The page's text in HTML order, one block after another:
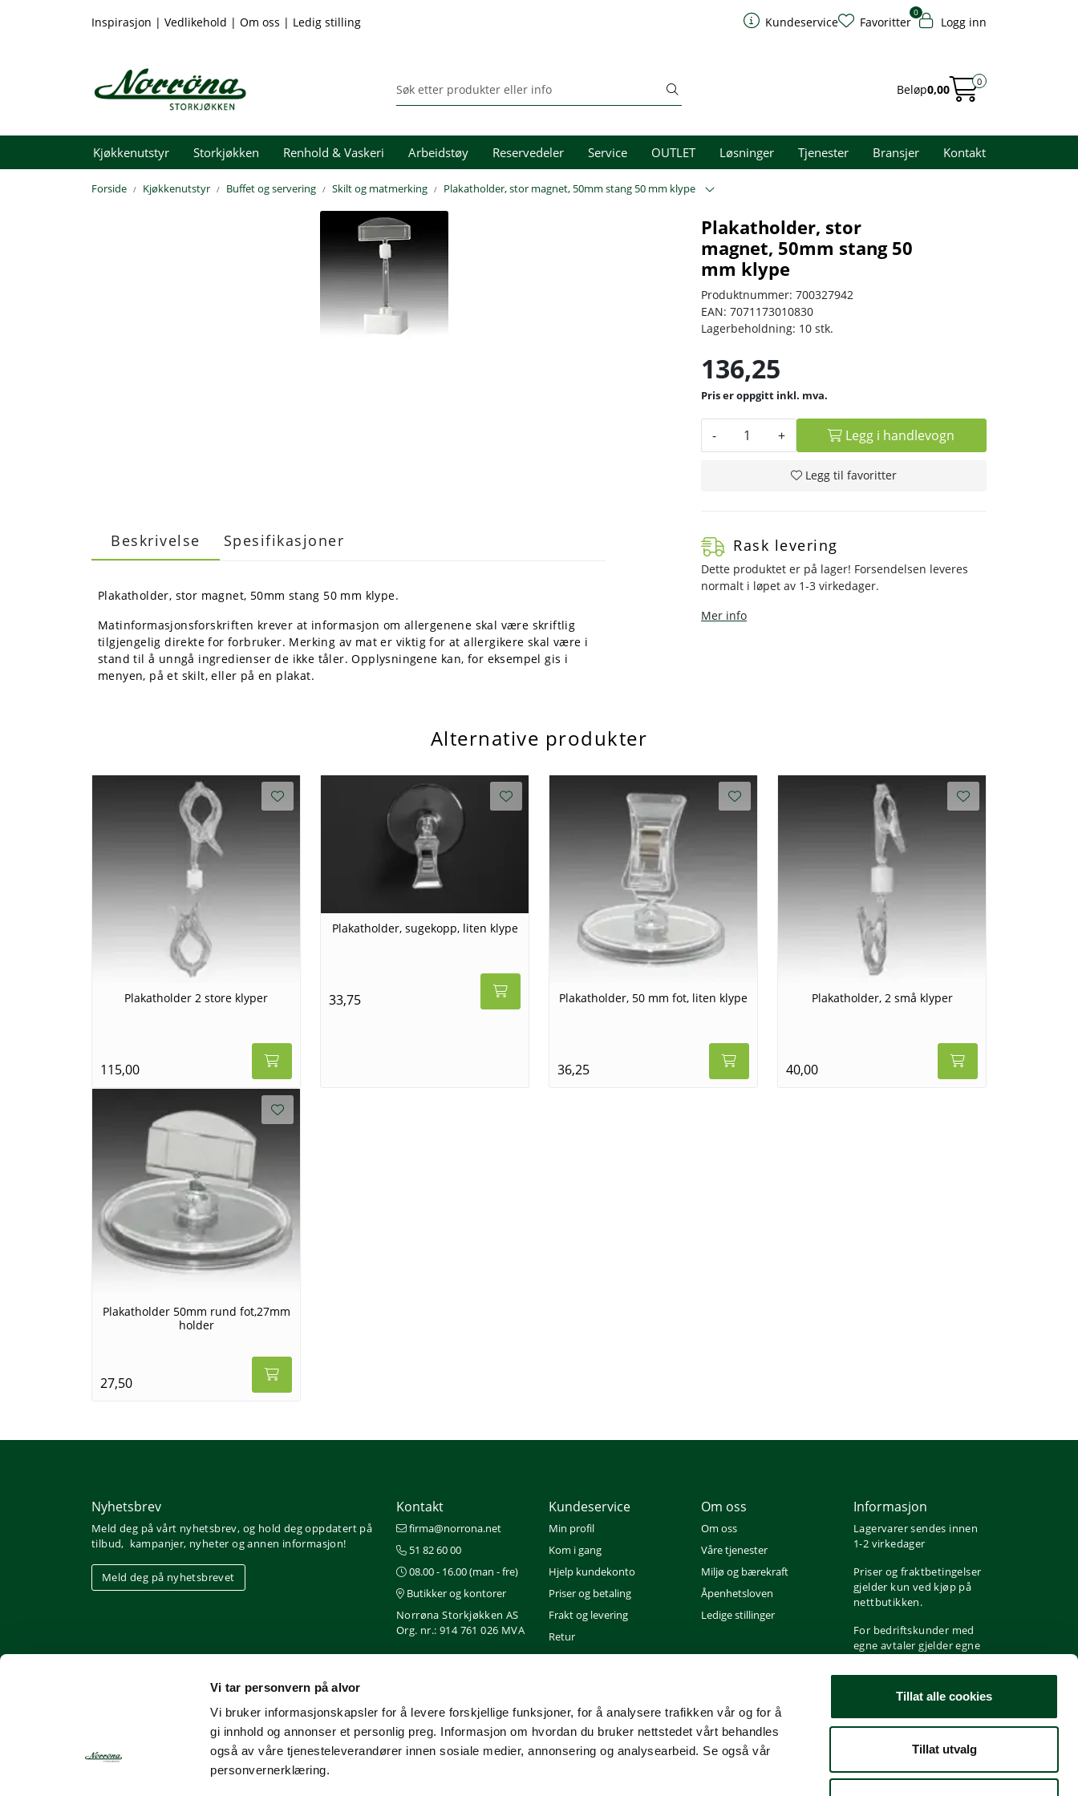
Vi tar personvern på alvor
Vi bruker informasjonskapsler for å levere forskjellige funksjoner, for å analysere trafikken vår og for å
gi innhold og annonser et personlig preg. Informasjon om hvordan du bruker nettstedet vårt behandles
også av våre tjenesteleverandører innen sosiale medier, annonsering og analysearbeid. Se også vår
personvernerklæring.
Tillat alle cookies
Tillat utvalg
Inspirasjon | Vedlikehold | Om oss | Ledig stilling Kundeservice
0
Favoritter Logg inn
Beløp0,00
0
Kjøkkenutstyr Storkjøkken Renhold & Vaskeri Arbeidstøy Reservedeler Service OUTLET Løsninger Tjenester Bransjer Kontakt
Forside Kjøkkenutstyr Buffet og servering Skilt og matmerking Plakatholder, stor magnet, 50mm stang 50 mm klype
Plakatholder, stor
magnet, 50mm stang 50
mm klype
Produktnummer: 700327942
EAN: 7071173010830
Lagerbeholdning: 10 stk.
136,25
inkl. mva.
- + Legg i handlevogn
Legg til favoritter
Beskrivelse Spesifikasjoner
Plakatholder, stor magnet, 50mm stang 50 mm klype.
Matinformasjonsforskriften krever at informasjon om allergenene skal være skriftlig
tilgjengelig direkte for forbruker. Merking av mat er viktig for at allergikere skal være i
stand til å unngå ingredienser de ikke tåler. Opplysningene kan, for eksempel gis i
menyen, på et skilt, eller på en plakat.
Rask levering
Dette produktet er på lager! Forsendelsen leveres
normalt i løpet av 1-3 virkedager.
Mer info
Alternative produkter
Plakatholder 2 store klyper
115,00
Plakatholder, sugekopp, liten klype
33,75 Plakatholder, 50 mm fot, liten klype
36,25
Plakatholder, 2 små klyper
40,00
Plakatholder 50mm rund fot,27mm
holder
27,50
Nyhetsbrev
Meld deg på vårt nyhetsbrev, og hold deg oppdatert på
tilbud, kampanjer, nyheter og annen informasjon!
Meld deg på nyhetsbrevet
Kontakt
firma@norrona.net
51 82 60 00
08.00 - 16.00 (man - fre)
Butikker og kontorer
Norrøna Storkjøkken AS
Org. nr.: 914 761 026 MVA
Kundeservice
Min profil
Kom i gang
Hjelp kundekonto
Priser og betaling
Frakt og levering
Retur
Gavekort
Om oss
Om oss
Våre tjenester
Miljø og bærekraft
Åpenhetsloven
Ledige stillinger
Informasjon
Lagervarer sendes innen
1-2 virkedager
Priser og fraktbetingelser
gjelder kun ved kjøp på
nettbutikken.
For bedriftskunder med
egne avtaler gjelder egne
i henhold til avtale.